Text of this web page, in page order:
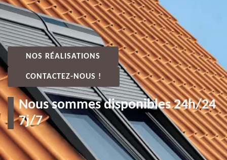
NOS RÉALISATIONS
CONTACTEZ-NOUS !
Nous sommes disponibles 24h/24
7j/7